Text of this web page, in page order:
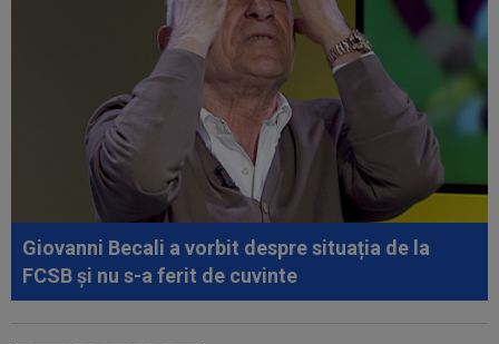
Giovanni Becali a vorbit despre situația de la
FCSB și nu s-a ferit de cuvinte